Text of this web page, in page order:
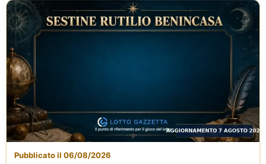
Pubblicato il 06/08/2026